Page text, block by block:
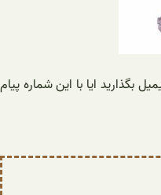
بگذارید ایا با این شماره پیام